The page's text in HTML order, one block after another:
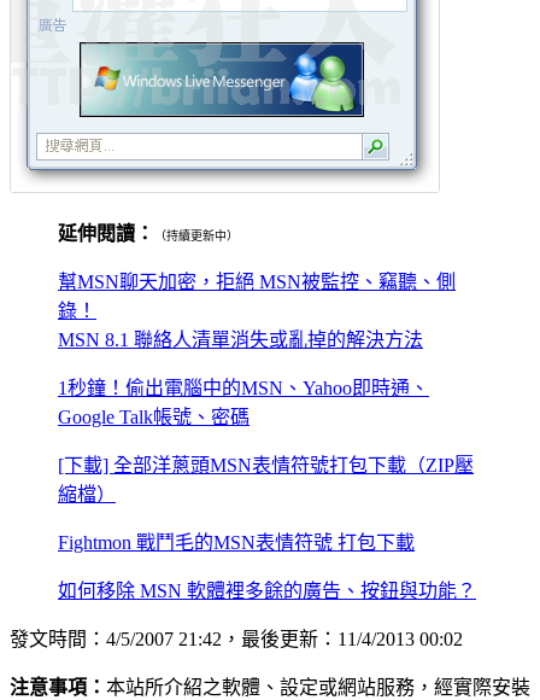
延伸閱讀： （持續更新中）
幫MSN聊天加密，拒絕 MSN被監控、竊聽、側
錄！
MSN 8.1 聯絡人清單消失或亂掉的解決方法
1秒鐘！偷出電腦中的MSN、Yahoo即時通、
Google Talk帳號、密碼
[下載] 全部洋蔥頭MSN表情符號打包下載（ZIP壓
縮檔）
Fightmon 戰鬥毛的MSN表情符號 打包下載
如何移除 MSN 軟體裡多餘的廣告、按鈕與功能？
發文時間：4/5/2007 21:42，最後更新：11/4/2013 00:02
注意事項： 本站所介紹之軟體、設定或網站服務，經實際安裝